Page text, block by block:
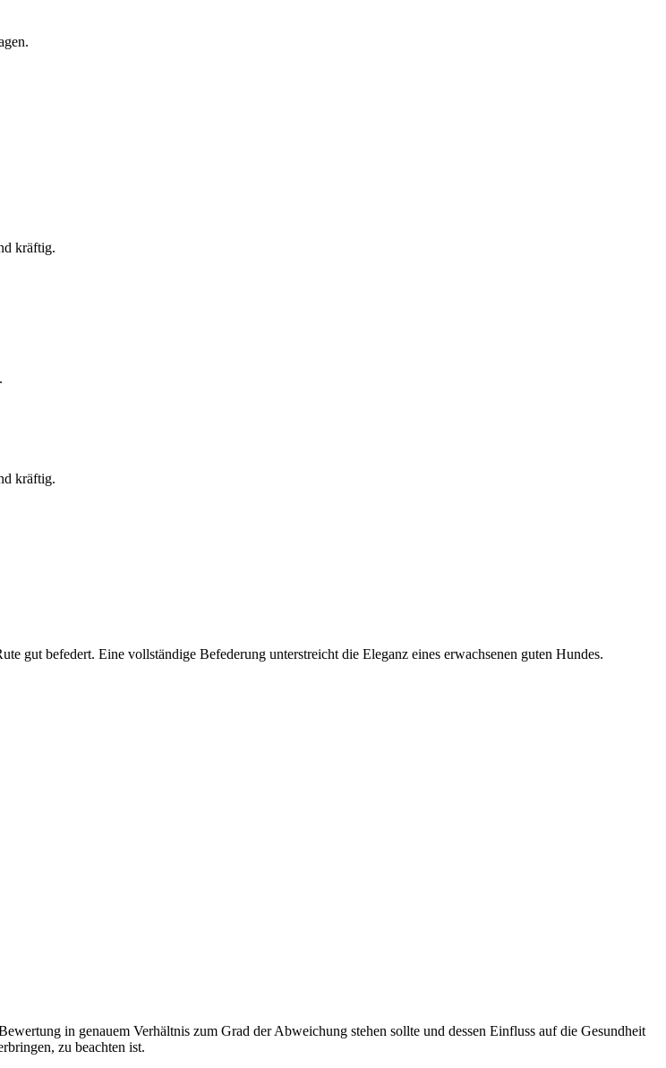
kräftig.
kräftig.
gut befedert. Eine vollständige Befederung unterstreicht die Eleganz eines erwachsenen guten Hundes.
in genauem Verhältnis zum Grad der Abweichung stehen sollte und dessen Einfluss auf die Gesundheit
zu beachten ist.